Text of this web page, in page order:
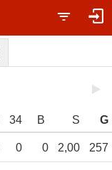
34 B S G
0 0 2,00 257